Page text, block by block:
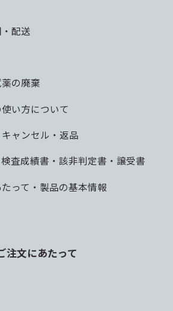
配送
の廃棄
い方について
ャンセル・返品
査成績書・該非判定書・譲受書
って・製品の基本情報
注文にあたって